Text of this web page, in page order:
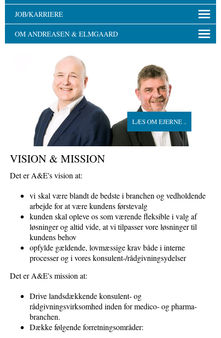
JOB/KARRIERE
OM ANDREASEN & ELMGAARD
LÆS OM EJERNE ..
VISION & MISSION
Det er A&E's vision at:
vi skal være blandt de bedste i branchen og vedholdende
arbejde for at være kundens førstevalg
kunden skal opleve os som værende fleksible i valg af
løsninger og altid vide, at vi tilpasser vore løsninger til
kundens behov
opfylde gældende, lovmæssige krav både i interne
processer og i vores konsulent-/rådgivningsydelser
Det er A&E's mission at:
Drive landsdækkende konsulent- og
rådgivningsvirksomhed inden for medico- og pharma-
branchen.
Dække følgende forretningsområder: